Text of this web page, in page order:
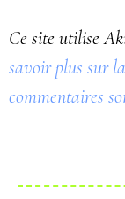
Ce site utilise
savoir plus sur
commentaires